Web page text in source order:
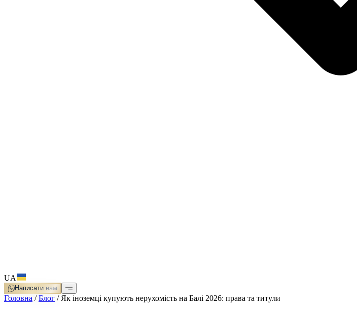
UA
Написати нам
Головна /Блог / Як іноземці купують нерухомість на Балі 2026: права та титули